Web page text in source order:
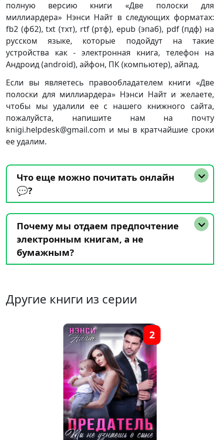
полную версию книги «Две полоски для
миллиардера» Нэнси Найт в следующих форматах:
fb2 (фб2), txt (тхт), rtf (ртф), epub (эпаб), pdf (пдф) на
русском языке, которые подойдут на такие
устройства как - электронная книга, телефон на
Андроид (android), айфон, ПК (компьютер), айпад.
Если вы являетесь правообладателем книги «Две
полоски для миллиардера» Нэнси Найт и желаете,
чтобы мы удалили ее с нашего книжного сайта,
пожалуйста, напишите нам на почту
knigi.helpdesk@gmail.com и мы в кратчайшие сроки
ее удалим.
Что еще можно почитать онлайн
💬?
Почему мы отдаем предпочтение
электронным книгам, а не
бумажным?
Другие книги из серии
2